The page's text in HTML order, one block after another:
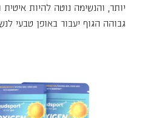
יותר, והנשימה נוטה להיות
גבוהה הגוף יעבור באופן טבעי